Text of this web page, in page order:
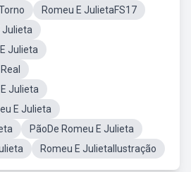
Romeu E JulietaFS17
Julieta
Julieta
Julieta
E Julieta
PãoDe Romeu E Julieta
Romeu E JulietaIlustração